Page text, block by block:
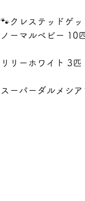
🐾クレステッドゲッ
ノーマルベビー 10
リリーホワイト 3匹
スーパーダルメシ